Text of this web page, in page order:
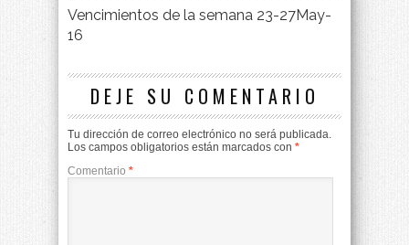
Vencimientos de la semana 23-27May-
16
DEJE SU COMENTARIO
Tu dirección de correo electrónico no será publicada.
Los campos obligatorios están marcados con *
Comentario *